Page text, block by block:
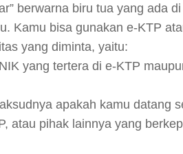
berwarna biru tua yang ada
Kamu bisa gunakan e-KTP
yang diminta, yaitu:
yang tertera di e-KTP
apakah kamu datang
atau pihak lainnya yang